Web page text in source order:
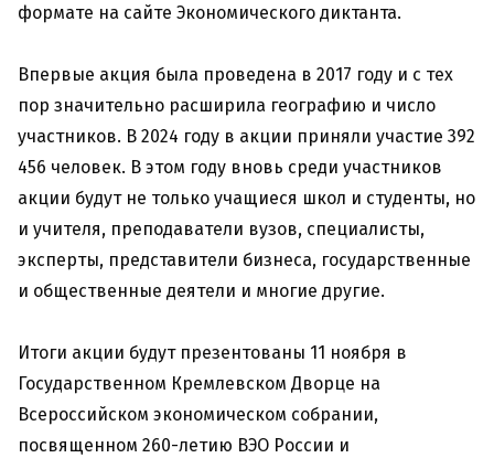
формате на сайте Экономического диктанта.
Впервые акция была проведена в 2017 году и с тех
пор значительно расширила географию и число
участников. В 2024 году в акции приняли участие 392
456 человек. В этом году вновь среди участников
акции будут не только учащиеся школ и студенты, но
и учителя, преподаватели вузов, специалисты,
эксперты, представители бизнеса, государственные
и общественные деятели и многие другие.
Итоги акции будут презентованы 11 ноября в
Государственном Кремлевском Дворце на
Всероссийском экономическом собрании,
посвященном 260-летию ВЭО России и